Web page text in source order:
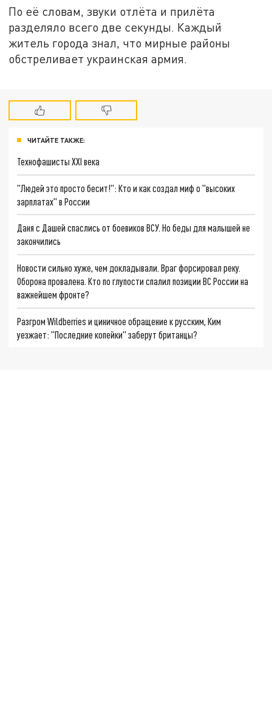
По её словам, звуки отлёта и прилёта
разделяло всего две секунды. Каждый
житель города знал, что мирные районы
обстреливает украинская армия.
ЧИТАЙТЕ ТАКЖЕ:
Технофашисты XXI века
"Людей это просто бесит!": Кто и как создал миф о "высоких
зарплатах" в России
Даня с Дашей спаслись от боевиков ВСУ. Но беды для малышей не
закончились
Новости сильно хуже, чем докладывали. Враг форсировал реку.
Оборона провалена. Кто по глупости спалил позиции ВС России на
важнейшем фронте?
Разгром Wildberries и циничное обращение к русским, Ким
уезжает: "Последние копейки" заберут британцы?